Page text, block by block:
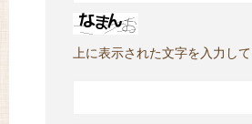
上に表示された文字を入力して